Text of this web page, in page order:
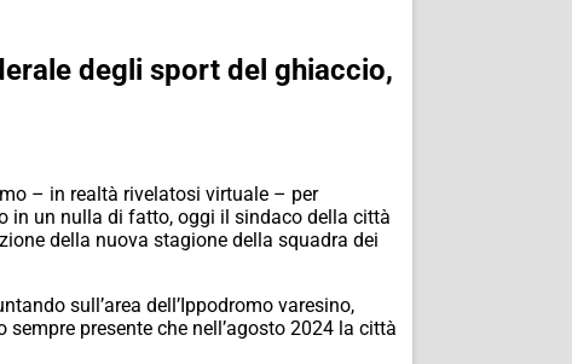
degli sport del ghiaccio,
– in realtà rivelatosi virtuale – per
in un nulla di fatto, oggi il sindaco della città
della nuova stagione della squadra dei
sull’area dell’Ippodromo varesino,
presente che nell’agosto 2024 la città